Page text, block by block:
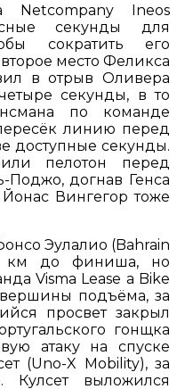
Ineos
секунды для
сократить его
место Феликса
в отрыв Оливера
секунды, в то
по команде
линию перед
доступные секунды.
пелотон перед
догнав Генса
Вингегор тоже
Эулалио (Bahrain
км до финиша, но
Visma Lease a Bike
подъёма, за
просвет закрыл
гонщка
атаку на спуске
(Uno-X Mobility), за
Кулсет выложился